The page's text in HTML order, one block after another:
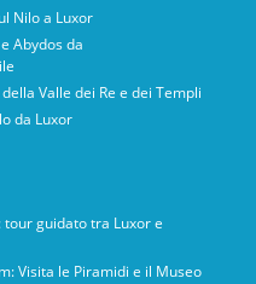
Nilo a Luxor
Abydos da
Valle dei Re e dei Templi
da Luxor
guidato tra Luxor e
Visita le Piramidi e il Museo